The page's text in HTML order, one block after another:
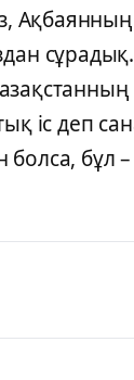
іс деп
болса, бұл